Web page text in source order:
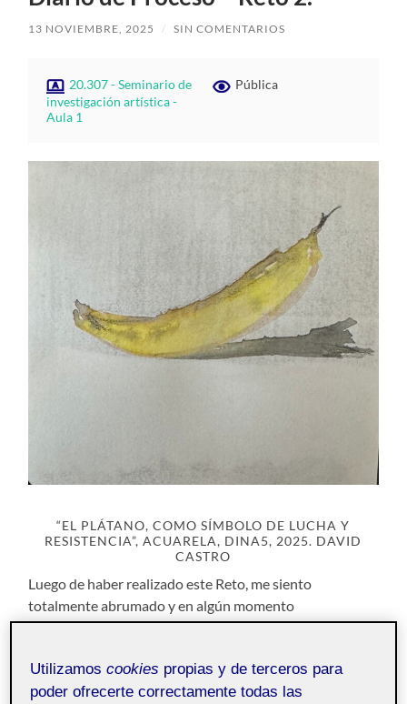
13 NOVIEMBRE, 2025 / SIN COMENTARIOS
20.307 - Seminario de
investigación artística -
Aula 1
Pública
“EL PLÁTANO, COMO SÍMBOLO DE LUCHA Y
RESISTENCIA”, ACUARELA, DINA5, 2025. DAVID
CASTRO
Luego de haber realizado este Reto, me siento
totalmente abrumado y en algún momento
«identificado» con los procesos de Investigacion
alrededor del «banano», y dentro del proyecto: «El
despojo y la memoria de la Tierra». Apoyado por las
Utilizamoscookies propias y de terceros para
poder ofrecerte correctamente todas las